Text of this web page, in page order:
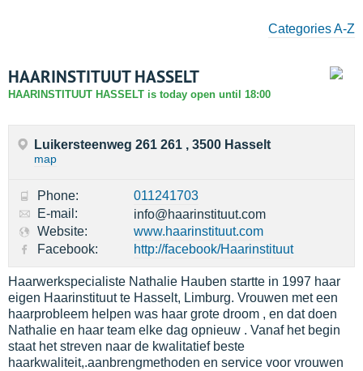
Categories A-Z
HAARINSTITUUT HASSELT
HAARINSTITUUT HASSELT is today open until 18:00
Luikersteenweg 261 261 , 3500 Hasselt
map
Phone:
011241703
E-mail:
info@haarinstituut.com
Website:
www.haarinstituut.com
Facebook:
http://facebook/Haarinstituut
Haarwerkspecialiste Nathalie Hauben startte in 1997 haar
eigen Haarinstituut te Hasselt, Limburg. Vrouwen met een
haarprobleem helpen was haar grote droom , en dat doen
Nathalie en haar team elke dag opnieuw . Vanaf het begin
staat het streven naar de kwalitatief beste
haarkwaliteit,.aanbrengmethoden en service voor vrouwen